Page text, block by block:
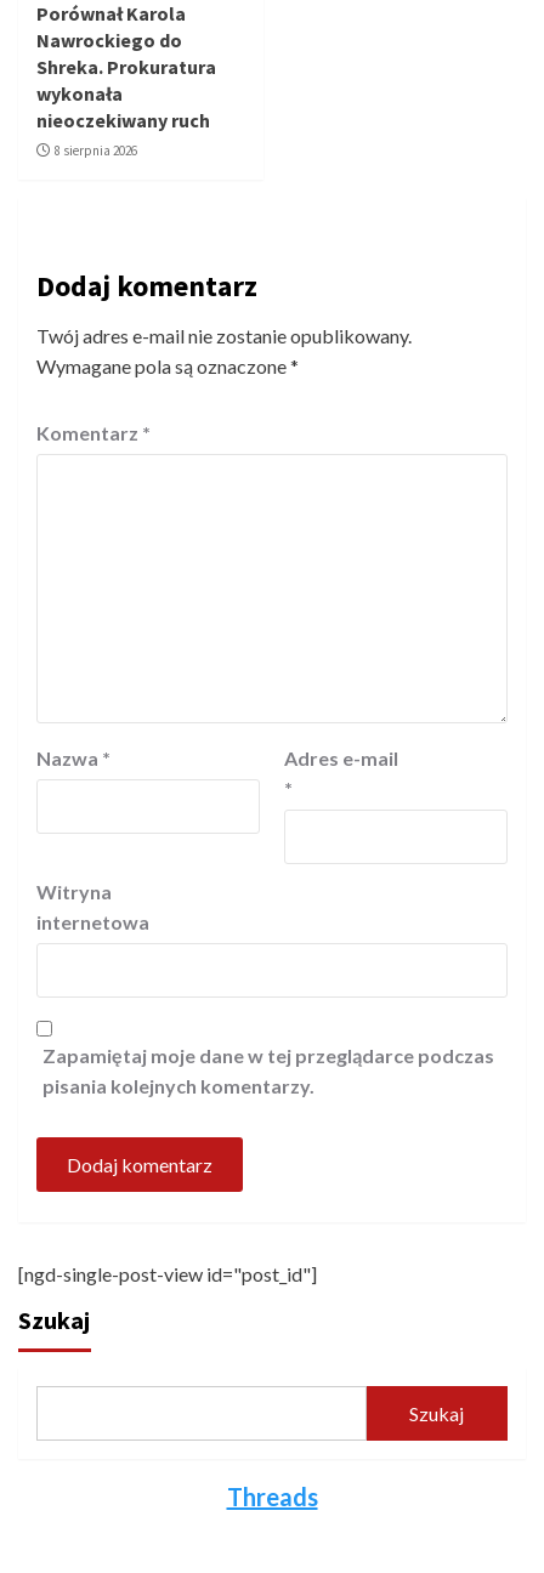
Porównał Karola
Nawrockiego do
Shreka. Prokuratura
wykonała
nieoczekiwany ruch
8 sierpnia 2026
Dodaj komentarz
Twój adres e-mail nie zostanie opublikowany.
Wymagane pola są oznaczone*
Komentarz *
Nazwa *
Adres e-mail
*
Witryna
internetowa
Zapamiętaj moje dane w tej przeglądarce podczas
pisania kolejnych komentarzy.
[ngd-single-post-view id="post_id"]
Szukaj
Szukaj
Threads